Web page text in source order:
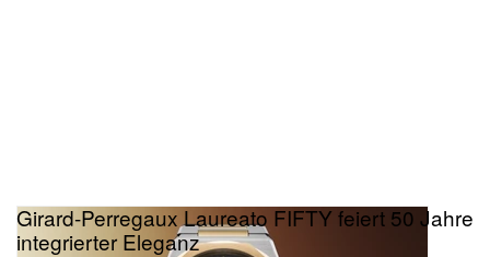
Girard-Perregaux Laureato FIFTY feiert 50 Jahre
integrierter Eleganz